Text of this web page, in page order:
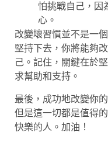
怕挑戰自己，因
心。
改變壞習慣並不是一
堅持下去，你將能夠
己。記住，關鍵在於
求幫助和支持。
最後，成功地改變你
但是這一切都是值得
快樂的人。加油！